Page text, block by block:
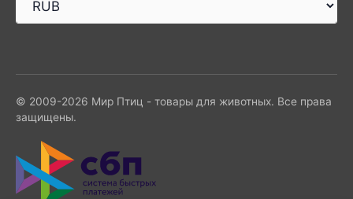
© 2009-2026 Мир Птиц - товары для животных. Все права
защищены.